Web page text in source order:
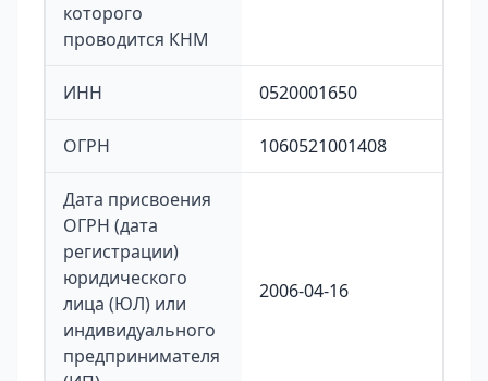
которого
проводится КНМ
ИНН 0520001650
ОГРН 1060521001408
Дата присвоения
ОГРН (дата
регистрации)
юридического
лица (ЮЛ) или
индивидуального
предпринимателя
2006-04-16